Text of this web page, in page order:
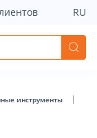
has loaded
RU
инструменты